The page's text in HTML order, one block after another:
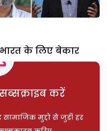
के लिए बेकार
करें
मुद्दों से जुड़ी हर